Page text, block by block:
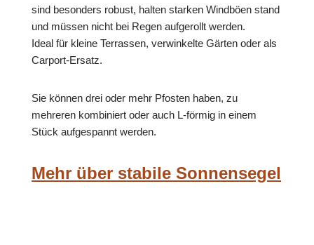
sind besonders robust, halten starken Windböen stand
und müssen nicht bei Regen aufgerollt werden.
Ideal für kleine Terrassen, verwinkelte Gärten oder als
Carport-Ersatz.
Sie können drei oder mehr Pfosten haben, zu
mehreren kombiniert oder auch L-förmig in einem
Stück aufgespannt werden.
Mehr über stabile Sonnensegel